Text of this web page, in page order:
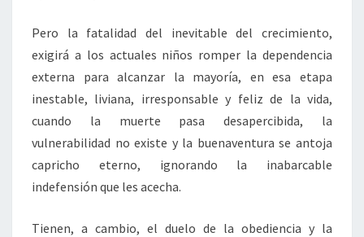
Pero la fatalidad del inevitable del crecimiento,
exigirá a los actuales niños romper la dependencia
externa para alcanzar la mayoría, en esa etapa
inestable, liviana, irresponsable y feliz de la vida,
cuando la muerte pasa desapercibida, la
vulnerabilidad no existe y la buenaventura se antoja
capricho eterno, ignorando la inabarcable
indefensión que les acecha.
Tienen, a cambio, el duelo de la obediencia y la